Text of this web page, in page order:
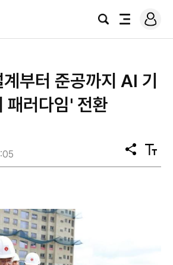
검
전
로
그
부터 준공까지 AI 기
패러다임' 전환
공
유
텍
스